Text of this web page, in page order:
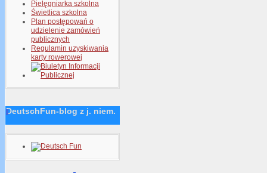
Pielęgniarka szkolna
Świetlica szkolna
Plan postępowań o
udzielenie zamówień
publicznych
Regulamin uzyskiwania
karty rowerowej
DeutschFun-blog z j. niem.